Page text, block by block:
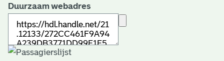
Duurzaam webadres